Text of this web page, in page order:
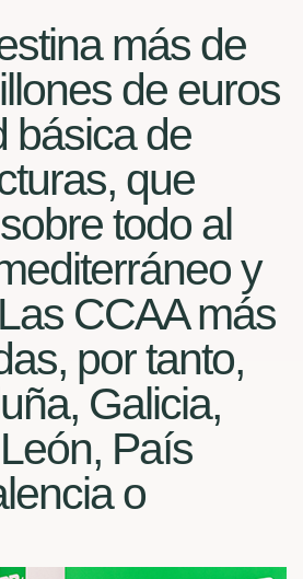
más de
de euros
básica de
que
todo al
y
CCAA más
por tanto,
Galicia,
País
o